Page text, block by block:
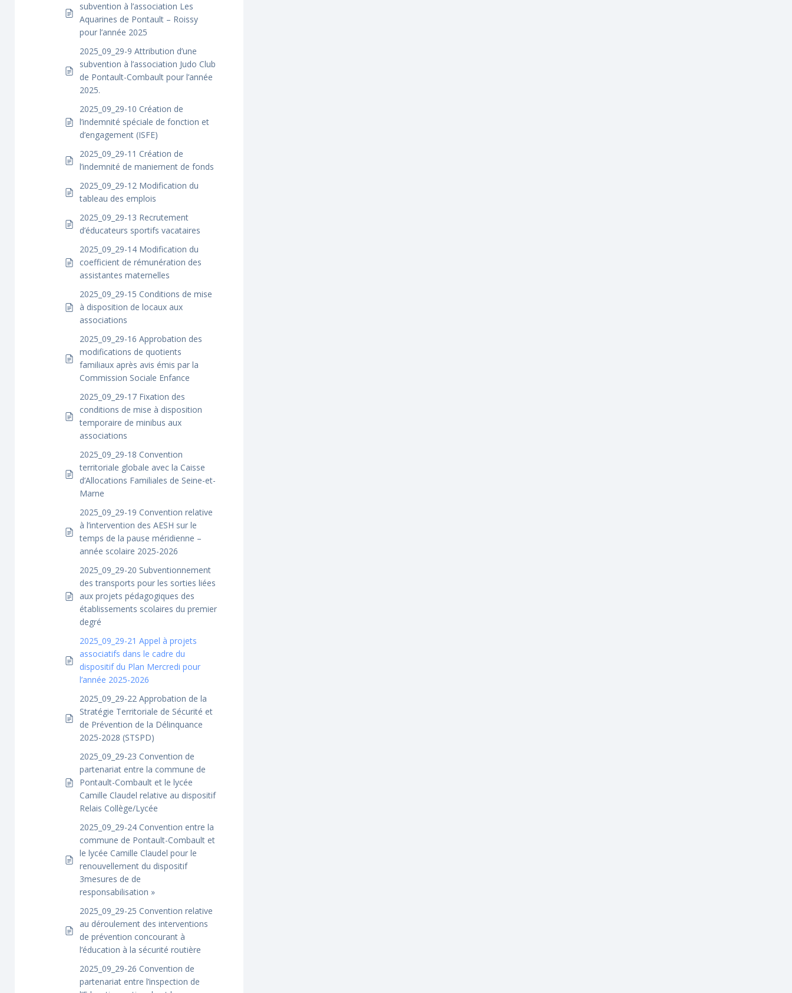
subvention à l’association Les
Aquarines de Pontault – Roissy
pour l’année 2025
2025_09_29-9 Attribution d’une
subvention à l’association Judo Club
de Pontault-Combault pour l’année
2025.
2025_09_29-10 Création de
l’indemnité spéciale de fonction et
d’engagement (ISFE)
2025_09_29-11 Création de
l’indemnité de maniement de fonds
2025_09_29-12 Modification du
tableau des emplois
2025_09_29-13 Recrutement
d’éducateurs sportifs vacataires
2025_09_29-14 Modification du
coefficient de rémunération des
assistantes maternelles
2025_09_29-15 Conditions de mise
à disposition de locaux aux
associations
2025_09_29-16 Approbation des
modifications de quotients
familiaux après avis émis par la
Commission Sociale Enfance
2025_09_29-17 Fixation des
conditions de mise à disposition
temporaire de minibus aux
associations
2025_09_29-18 Convention
territoriale globale avec la Caisse
d’Allocations Familiales de Seine-et-
Marne
2025_09_29-19 Convention relative
à l’intervention des AESH sur le
temps de la pause méridienne –
année scolaire 2025-2026
2025_09_29-20 Subventionnement
des transports pour les sorties liées
aux projets pédagogiques des
établissements scolaires du premier
degré
2025_09_29-21 Appel à projets
associatifs dans le cadre du
dispositif du Plan Mercredi pour
l’année 2025-2026
2025_09_29-22 Approbation de la
Stratégie Territoriale de Sécurité et
de Prévention de la Délinquance
2025-2028 (STSPD)
2025_09_29-23 Convention de
partenariat entre la commune de
Pontault-Combault et le lycée
Camille Claudel relative au dispositif
Relais Collège/Lycée
2025_09_29-24 Convention entre la
commune de Pontault-Combault et
le lycée Camille Claudel pour le
renouvellement du dispositif
3mesures de de
responsabilisation »
2025_09_29-25 Convention relative
au déroulement des interventions
de prévention concourant à
l’éducation à la sécurité routière
2025_09_29-26 Convention de
partenariat entre l’inspection de